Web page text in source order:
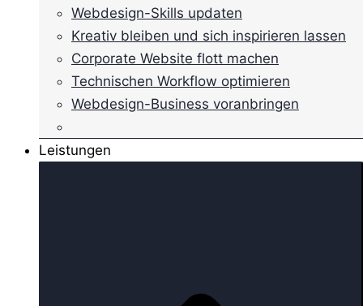
Webdesign-Skills updaten
Kreativ bleiben und sich inspirieren lassen
Corporate Website flott machen
Technischen Workflow optimieren
Webdesign-Business voranbringen
Leistungen